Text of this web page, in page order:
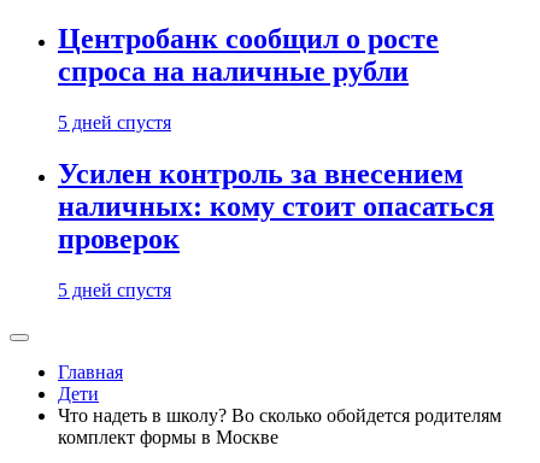
Центробанк сообщил о росте
спроса на наличные рубли
5 дней спустя
Усилен контроль за внесением
наличных: кому стоит опасаться
проверок
5 дней спустя
Главная
Дети
Что надеть в школу? Во сколько обойдется родителям
комплект формы в Москве